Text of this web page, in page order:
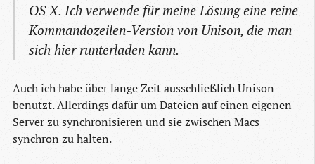
OS X. Ich verwende für meine Lösung eine reine
Kommandozeilen-Version von Unison, die man
sich hier runterladen kann.
Auch ich habe über lange Zeit ausschließlich Unison
benutzt. Allerdings dafür um Dateien auf einen eigenen
Server zu synchronisieren und sie zwischen Macs
synchron zu halten.